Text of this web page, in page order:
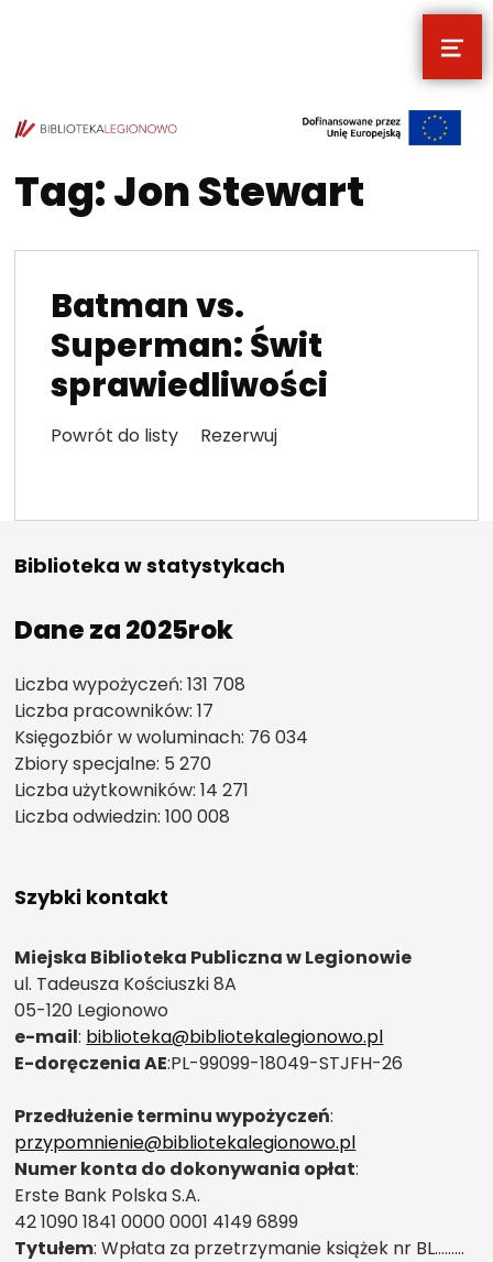
POCZYTALNIA – NOWE MIEJSCE NA
TWOJE NOWE MIEJSCE NA TWOJE KULTURALNE EKSPLORACJE
Tag:Jon Stewart
Batman vs.
Superman: Świt
sprawiedliwości
Powrót do listy Rezerwuj
Biblioteka w statystykach
Dane za 2025rok
Liczba wypożyczeń: 131 708
Liczba pracowników: 17
Księgozbiór w woluminach: 76 034
Zbiory specjalne: 5 270
Liczba użytkowników: 14 271
Liczba odwiedzin: 100 008
Szybki kontakt
Miejska Biblioteka Publiczna w Legionowie
ul. Tadeusza Kościuszki 8A
05-120 Legionowo
e-mail: biblioteka@bibliotekalegionowo.pl
E-doręczenia AE:PL-99099-18049-STJFH-26
Przedłużenie terminu wypożyczeń:
przypomnienie@bibliotekalegionowo.pl
Numer konta do dokonywania opłat:
Erste Bank Polska S.A.
42 1090 1841 0000 0001 4149 6899
Tytułem: Wpłata za przetrzymanie książek nr BL………